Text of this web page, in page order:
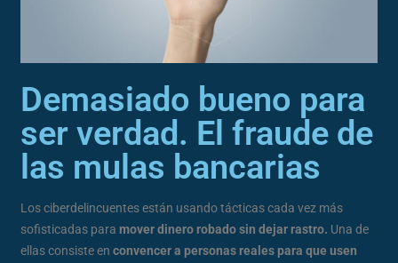
Demasiado bueno para
ser verdad. El fraude de
las mulas bancarias
Los ciberdelincuentes están usando tácticas cada vez más
sofisticadas paramover dinero robado sin dejar rastro. Una de
ellas consiste enconvencer a personas reales para que usen